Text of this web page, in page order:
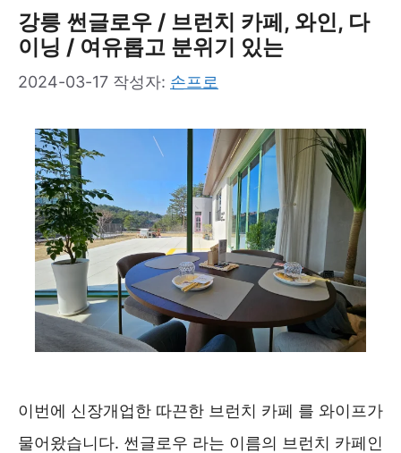
강릉 썬글로우 / 브런치 카페, 와인, 다
이닝 / 여유롭고 분위기 있는
2024-03-17 작성자: 손프로
이번에 신장개업한 따끈한 브런치 카페 를 와이프가
물어왔습니다. 썬글로우 라는 이름의 브런치 카페인